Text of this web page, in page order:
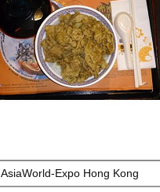
AsiaWorld-Expo Hong Kong